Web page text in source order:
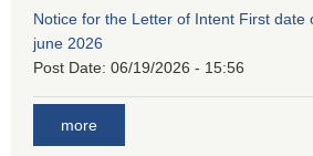
Notice for the Letter of Intent First date
june 2026
Post Date: 06/19/2026 - 15:56
more